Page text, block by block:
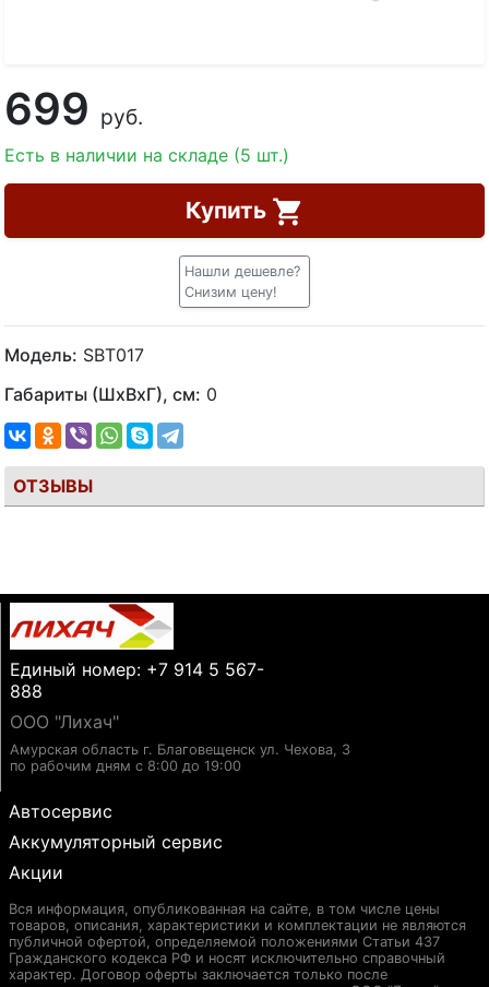
699 руб.
Есть в наличии на складе (5 шт.)
Купить
Нашли дешевле?
Снизим цену!
Модель: SBT017
Габариты (ШхВхГ), см: 0
ОТЗЫВЫ
Единый номер: +7 914 5 567-
888
ООО "Лихач"
Амурская область г. Благовещенск ул. Чехова, 3
по рабочим дням с 8:00 до 19:00
Автосервис
Аккумуляторный сервис
Акции
Вся информация, опубликованная на сайте, в том числе цены
товаров, описания, характеристики и комплектации не являются
публичной офертой, определяемой положениями Статьи 437
Гражданского кодекса РФ и носят исключительно справочный
характер. Договор оферты заключается только после